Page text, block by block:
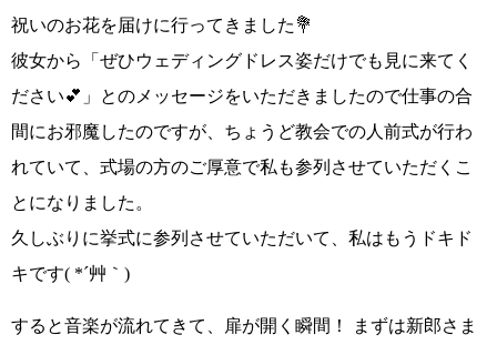
祝いのお花を届けに行ってきました💐
彼女から
「ぜひウェディングドレス姿だけでも見に来てく
ださい💕」
とのメッセージをいただきましたので仕事の合
間にお邪魔したのですが、ちょうど教会での人前式が行わ
れていて、式場の方のご厚意で私も参列させていただくこ
とになりました。
久しぶりに挙式に参列させていただいて、 私はもうドキド
キです( *´艸｀)
すると音楽が流れてきて、扉が開く瞬間！ まずは新郎さま